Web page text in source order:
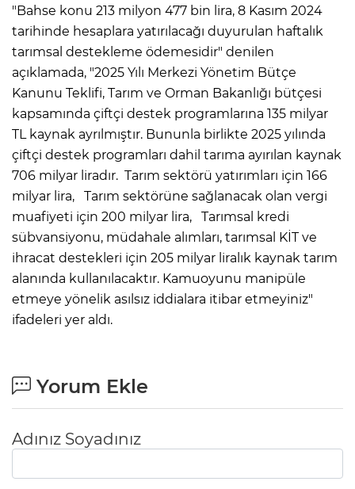
"Bahse konu 213 milyon 477 bin lira, 8 Kasım 2024
tarihinde hesaplara yatırılacağı duyurulan haftalık
tarımsal destekleme ödemesidir" denilen
açıklamada, "2025 Yılı Merkezi Yönetim Bütçe
Kanunu Teklifi, Tarım ve Orman Bakanlığı bütçesi
kapsamında çiftçi destek programlarına 135 milyar
TL kaynak ayrılmıştır. Bununla birlikte 2025 yılında
çiftçi destek programları dahil tarıma ayırılan kaynak
706 milyar liradır. ⁠Tarım sektörü yatırımları için 166
milyar lira, ⁠Tarım sektörüne sağlanacak olan vergi
muafiyeti için 200 milyar lira, ⁠Tarımsal kredi
sübvansiyonu, müdahale alımları, tarımsal KİT ve
ihracat destekleri için 205 milyar liralık kaynak tarım
alanında kullanılacaktır. Kamuoyunu manipüle
etmeye yönelik asılsız iddialara itibar etmeyiniz"
ifadeleri yer aldı.
Yorum Ekle
Adınız Soyadınız